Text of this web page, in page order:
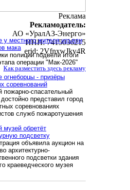
Реклама
Рекламодатель:
АО «УралАЗ-Энерго»
ИНН: 7415036215
erid: 2VfnxwJkv4R
Как разместить здесь рекламу
у местного жителя изъяли
мака
полиции подвели итоги
операции "Мак-2026"
огнеборцы - призёры
соревнований
пожарно-спасательный
достойно представил город
соревнованиях
служб пожаротушения
музей обретёт
подсветку
объявила аукцион на
архитектурно-
подсветки здания
краеведческого музея